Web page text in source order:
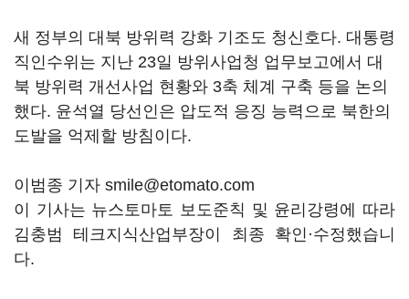
새 정부의 대북 방위력 강화 기조도 청신호다. 대통령
직인수위는 지난 23일 방위사업청 업무보고에서 대
북 방위력 개선사업 현황와 3축 체계 구축 등을 논의
했다. 윤석열 당선인은 압도적 응징 능력으로 북한의
도발을 억제할 방침이다.
이범종 기자 smile@etomato.com
이 기사는 뉴스토마토 보도준칙 및 윤리강령에 따라
김충범 테크지식산업부장이 최종 확인·수정했습니
다.